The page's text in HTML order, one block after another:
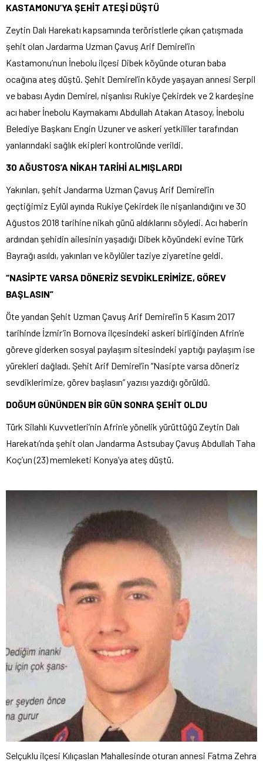
KASTAMONU’YA ŞEHİT ATEŞİ DÜŞTÜ
Zeytin Dalı Harekatı kapsamında teröristlerle çıkan çatışmada
şehit olan Jardarma Uzman Çavuş Arif Demirel’in
Kastamonu’nun İnebolu ilçesi Dibek köyünde oturan baba
ocağına ateş düştü. Şehit Demirel’in köyde yaşayan annesi Serpil
ve babası Aydın Demirel, nişanlısı Rukiye Çekirdek ve 2 kardeşine
acı haber İnebolu Kaymakamı Abdullah Atakan Atasoy, İnebolu
Belediye Başkanı Engin Uzuner ve askeri yetkililer tarafından
yanlarındaki sağlık ekipleri kontrolünde verildi.
30 AĞUSTOS’A NİKAH TARİHİ ALMIŞLARDI
Yakınları, şehit Jandarma Uzman Çavuş Arif Demirel’in
geçtiğimiz Eylül ayında Rukiye Çekirdek ile nişanlandığını ve 30
Ağustos 2018 tarihine nikah günü aldıklarını söyledi. Acı haberin
ardından şehidin ailesinin yaşadığı Dibek köyündeki evine Türk
Bayrağı asıldı, yakınları ve köylüler taziye ziyaretine geldi.
“NASİPTE VARSA DÖNERİZ SEVDİKLERİMİZE, GÖREV
BAŞLASIN”
Öte yandan Şehit Uzman Çavuş Arif Demirel’in 5 Kasım 2017
tarihinde İzmir’in Bornova ilçesindeki askeri birliğinden Afrin’e
göreve giderken sosyal paylaşım sitesindeki yaptığı paylaşım ise
yürekleri dağladı. Şehit Arif Demirel’in “Nasipte varsa döneriz
sevdiklerimize, görev başlasın” yazısı yazdığı görüldü.
DOĞUM GÜNÜNDEN BİR GÜN SONRA ŞEHİT OLDU
Türk Silahlı Kuvvetleri’nin Afrin’e yönelik yürüttüğü Zeytin Dalı
Harekatı’nda şehit olan Jandarma Astsubay Çavuş Abdullah Taha
Koç’un (23) memleketi Konya’ya ateş düştü.
Selçuklu ilçesi Kılıçaslan Mahallesinde oturan annesi Fatma Zehra